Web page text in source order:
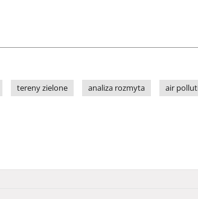
tereny zielone analiza rozmyta air